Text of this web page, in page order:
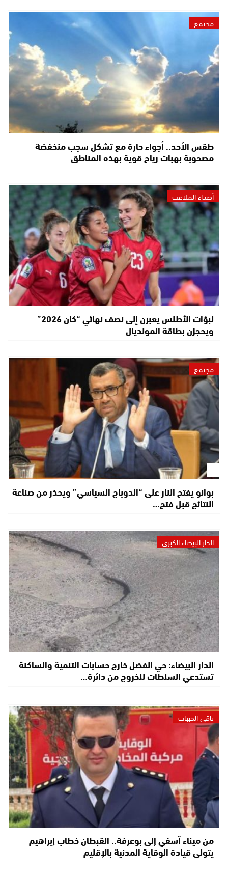
مجتمع
طقس الأحد.. أجواء حارة مع تشكل سجب منخفضة
مصحوبة بهبات رياح قوية بهذه المناطق
أصداء الملاعب
لبؤات الأطلس يعبرن إلى نصف نهائي “كان 2026”
ويحجزن بطاقة المونديال
مجتمع
بوانو يفتح النار على “الدوباج السياسي” ويحذر من صناعة
النتائج قبل فتح…
الدار البيضاء الكبرى
الدار البيضاء: حي الفضل خارج حسابات التنمية والساكنة
تستدعي السلطات للخروج من دائرة…
باقي الجهات
من ميناء آسفي إلى بوعرفة.. القبطان خطاب إبراهيم
يتولى قيادة الوقاية المدنية بالإقليم